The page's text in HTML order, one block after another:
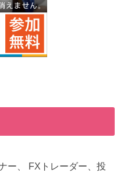
ー、 FXトレーダー、投